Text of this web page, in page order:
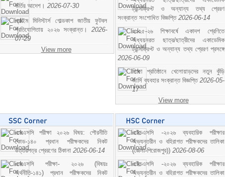
ভর্তির আদেশ। 2026-07-30
প্রাইম মিনিস্টার্স গোল্ডকাপ জাতীয় ফুটবল
প্রতিযোগিতায় ২০২৬ সংক্রান্ত। 2026-
07-29
View more
ট্রান্সক্রিপ্ট ও অন্যান্য তথ্য প্রেরণ
সংক্রান্ত সংশোধিত বিজ্ঞপ্তি 2026-06-14
২০২৫-২৬ শিক্ষাবর্ষে একাদশ শ্রেণিতে
অধ্যয়নরত ছাত্র/ছাত্রীদের একাডেমিক
ট্রান্সক্রিপ্ট ও অন্যান্য তথ্য প্রেরণ প্রসঙ্গে
2026-06-09
শিক্ষা প্রতিষ্ঠানে খেলোয়াড়দের নতুন কুঁড়ি
জার্সি ব্যবহার সংক্রান্ত বিজ্ঞপ্তি 2026-05-
17
View more
এসএসসি পরীক্ষা ২০২৬ বিষয়: পৌরনীতি
কোড-১৪০ প্রধান পরীক্ষকদের নিকট
উত্তরপত্র প্রেরণের ঠিকানা 2026-06-14
এসএসসি পরীক্ষা- ২০২৬ (বিষয়ঃ
অর্থনীতি-১৪১) প্রধান পরীক্ষকদের নিকট
এইচএসসি -২০২৬ ব্যবহারিক পরীক্ষার
অভ্যন্তরীন ও বহিরাগত পরীক্ষকদের তালিকা
(জেলা-পিরোজপুর)) 2026-08-06
এইচএসসি -২০২৬ ব্যবহারিক পরীক্ষার
অভ্যন্তরীন ও বহিরাগত পরীক্ষকদের তালিকা